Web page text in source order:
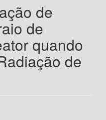
de
de
quando
de